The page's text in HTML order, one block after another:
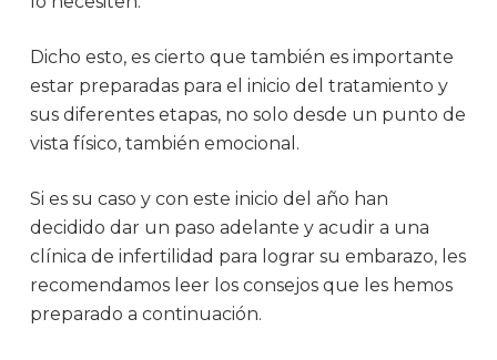
Dicho esto, es cierto que también es importante
estar preparadas para el inicio del tratamiento y
sus diferentes etapas, no solo desde un punto de
vista físico, también emocional.
Si es su caso y con este inicio del año han
decidido dar un paso adelante y acudir a una
clínica de infertilidad para lograr su embarazo, les
recomendamos leer los consejos que les hemos
preparado a continuación.